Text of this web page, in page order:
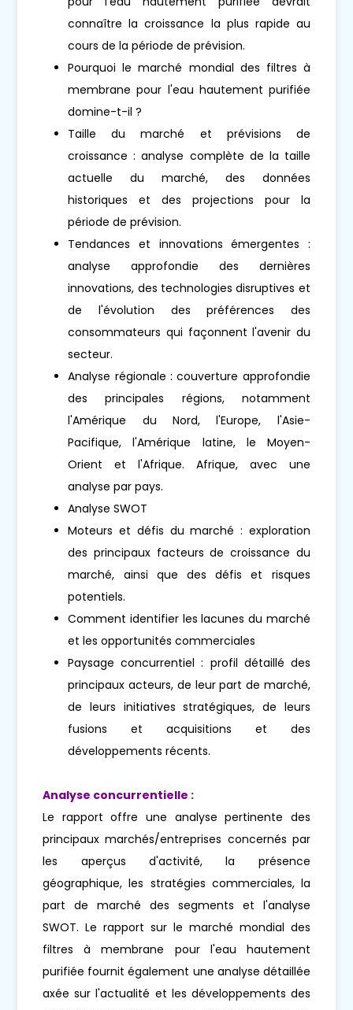
connaître la croissance la plus rapide au
cours de la période de prévision.
Pourquoi le marché mondial des filtres à
membrane pour l'eau hautement purifiée
domine-t-il ?
Taille du marché et prévisions de
croissance : analyse complète de la taille
actuelle du marché, des données
historiques et des projections pour la
période de prévision.
Tendances et innovations émergentes :
analyse approfondie des dernières
innovations, des technologies disruptives et
de l'évolution des préférences des
consommateurs qui façonnent l'avenir du
secteur.
Analyse régionale : couverture approfondie
des principales régions, notamment
l'Amérique du Nord, l'Europe, l'Asie-
Pacifique, l'Amérique latine, le Moyen-
Orient et l'Afrique. Afrique, avec une
analyse par pays.
Analyse SWOT
Moteurs et défis du marché : exploration
des principaux facteurs de croissance du
marché, ainsi que des défis et risques
potentiels.
Comment identifier les lacunes du marché
et les opportunités commerciales
Paysage concurrentiel : profil détaillé des
principaux acteurs, de leur part de marché,
de leurs initiatives stratégiques, de leurs
fusions et acquisitions et des
développements récents.
Analyse concurrentielle :
Le rapport offre une analyse pertinente des
principaux marchés/entreprises concernés par
les aperçus d'activité, la présence
géographique, les stratégies commerciales, la
part de marché des segments et l'analyse
SWOT. Le rapport sur le marché mondial des
filtres à membrane pour l'eau hautement
purifiée fournit également une analyse détaillée
axée sur l'actualité et les développements des